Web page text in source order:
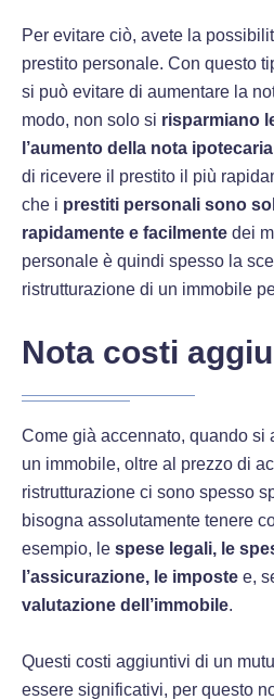
Per evitare ciò, avete la
prestito personale. Con questo
si può evitare di aumentare la
modo, non solo si risparmiano
l’aumento della nota ipotecaria
di ricevere il prestito il più
che i prestiti personali sono
rapidamente e facilmente dei
personale è quindi spesso la
ristrutturazione di un immobile
Nota costi
Come già accennato, quando si
un immobile, oltre al prezzo di
ristrutturazione ci sono spesso
bisogna assolutamente tenere
esempio, le spese legali, le
l’assicurazione, le imposte e,
valutazione dell’immobile.
Questi costi aggiuntivi di un
essere significativi, per questo